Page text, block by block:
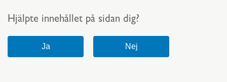
Hjälpte innehållet på sidan dig?